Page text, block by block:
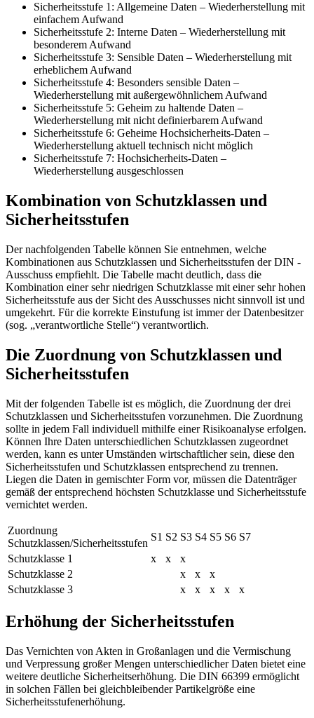
Sicherheitsstufe 1: Allgemeine Daten – Wiederherstellung mit
einfachem Aufwand
Sicherheitsstufe 2: Interne Daten – Wiederherstellung mit
besonderem Aufwand
Sicherheitsstufe 3: Sensible Daten – Wiederherstellung mit
erheblichem Aufwand
Sicherheitsstufe 4: Besonders sensible Daten –
Wiederherstellung mit außergewöhnlichem Aufwand
Sicherheitsstufe 5: Geheim zu haltende Daten –
Wiederherstellung mit nicht definierbarem Aufwand
Sicherheitsstufe 6: Geheime Hochsicherheits-Daten –
Wiederherstellung aktuell technisch nicht möglich
Sicherheitsstufe 7: Hochsicherheits-Daten –
Wiederherstellung ausgeschlossen
Kombination von Schutzklassen und
Sicherheitsstufen
Der nachfolgenden Tabelle können Sie entnehmen, welche
Kombinationen aus Schutzklassen und Sicherheitsstufen der DIN -
Ausschuss empfiehlt. Die Tabelle macht deutlich, dass die
Kombination einer sehr niedrigen Schutzklasse mit einer sehr hohen
Sicherheitsstufe aus der Sicht des Ausschusses nicht sinnvoll ist und
umgekehrt. Für die korrekte Einstufung ist immer der Datenbesitzer
(sog. „verantwortliche Stelle“) verantwortlich.
Die Zuordnung von Schutzklassen und
Sicherheitsstufen
Mit der folgenden Tabelle ist es möglich, die Zuordnung der drei
Schutzklassen und Sicherheitsstufen vorzunehmen. Die Zuordnung
sollte in jedem Fall individuell mithilfe einer Risikoanalyse erfolgen.
Können Ihre Daten unterschiedlichen Schutzklassen zugeordnet
werden, kann es unter Umständen wirtschaftlicher sein, diese den
Sicherheitsstufen und Schutzklassen entsprechend zu trennen.
Liegen die Daten in gemischter Form vor, müssen die Datenträger
gemäß der entsprechend höchsten Schutzklasse und Sicherheitsstufe
vernichtet werden.
Zuordnung
Schutzklassen/Sicherheitsstufen
S1 S2 S3 S4 S5 S6 S7
Schutzklasse 1
x x
x
Schutzklasse 2
x x
x
Schutzklasse 3
x x x x x
Erhöhung der Sicherheitsstufen
Das Vernichten von Akten in Großanlagen und die Vermischung
und Verpressung großer Mengen unterschiedlicher Daten bietet eine
weitere deutliche Sicherheitserhöhung. Die DIN 66399 ermöglicht
in solchen Fällen bei gleichbleibender Partikelgröße eine
Sicherheitsstufenerhöhung.